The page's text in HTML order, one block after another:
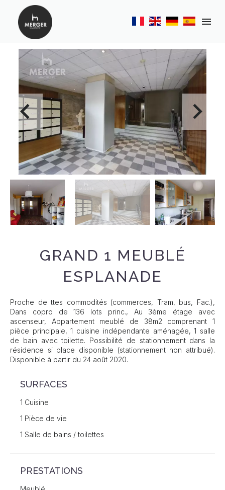
GRAND 1 MEUBLÉ
ESPLANADE
Proche de ttes commodités (commerces, Tram, bus, Fac.),
Dans copro de 136 lots princ., Au 3ème étage avec
ascenseur, Appartement meublé de 38m2 comprenant 1
pièce principale, 1 cuisine indépendante aménagée, 1 salle
de bain avec toilette. Possibilité de stationnement dans la
résidence si place disponible (stationnement non attribué).
Disponible à partir du 24 août 2020.
SURFACES
1 Cuisine
1 Pièce de vie
1 Salle de bains / toilettes
PRESTATIONS